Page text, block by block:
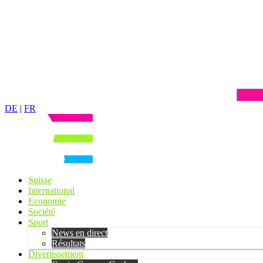
DE | FR
Suisse
International
Economie
Société
Sport
News en direct
Résultats
Divertissement